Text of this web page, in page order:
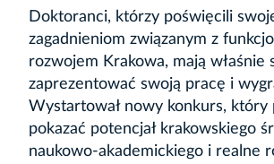
Doktoranci, którzy poświęcili
zagadnieniom związanym z
rozwojem Krakowa, mają właśnie
zaprezentować swoją pracę i
Wystartował nowy konkurs, który
pokazać potencjał krakowskiego
naukowo-akademickiego i realne